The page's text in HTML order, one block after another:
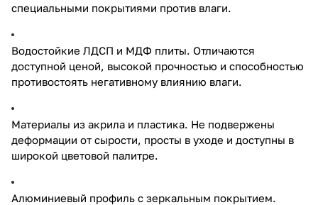
специальными покрытиями против влаги.
Водостойкие ЛДСП и МДФ плиты. Отличаются
доступной ценой, высокой прочностью и способностью
противостоять негативному влиянию влаги.
Материалы из акрила и пластика. Не подвержены
деформации от сырости, просты в уходе и доступны в
широкой цветовой палитре.
Алюминиевый профиль с зеркальным покрытием.